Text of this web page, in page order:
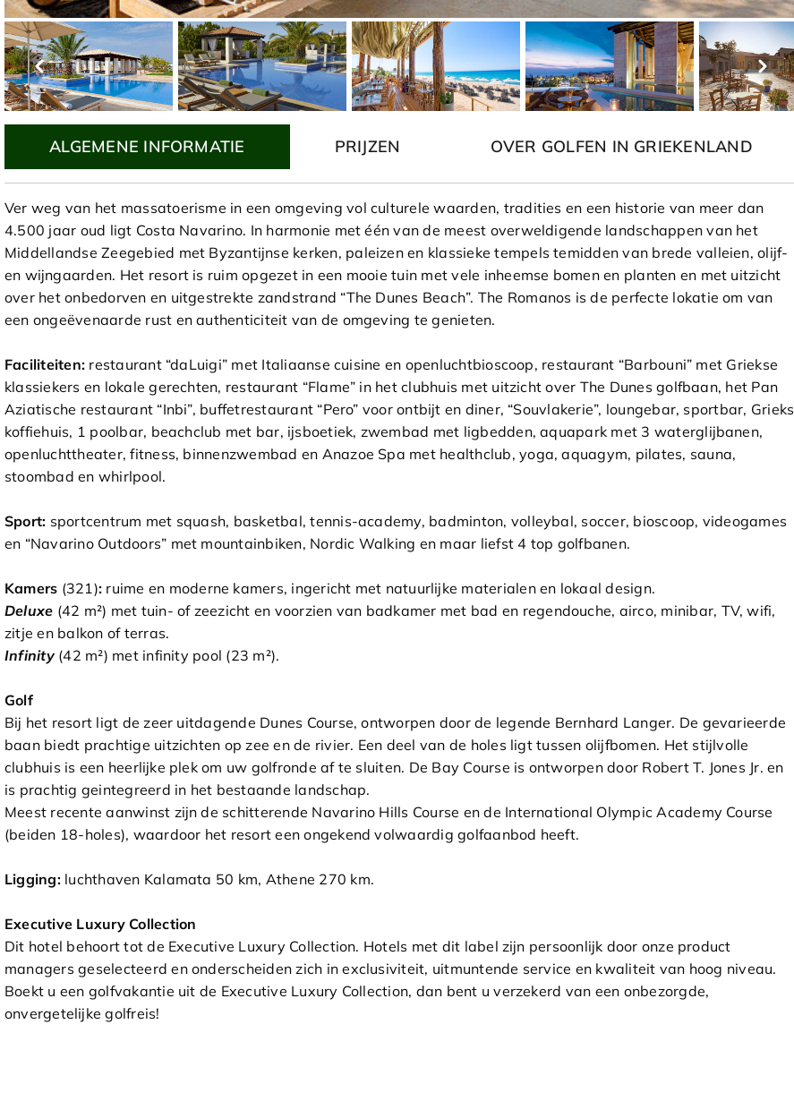
ALGEMENE INFORMATIE PRIJZEN OVER GOLFEN IN GRIEKENLAND
Ver weg van het massatoerisme in een omgeving vol culturele waarden, tradities en een historie van meer dan
4.500 jaar oud ligt Costa Navarino. In harmonie met één van de meest overweldigende landschappen van het
Middellandse Zeegebied met Byzantijnse kerken, paleizen en klassieke tempels temidden van brede valleien, olijf-
en wijngaarden. Het resort is ruim opgezet in een mooie tuin met vele inheemse bomen en planten en met uitzicht
over het onbedorven en uitgestrekte zandstrand “The Dunes Beach”. The Romanos is de perfecte lokatie om van
een ongeëvenaarde rust en authenticiteit van de omgeving te genieten.
Faciliteiten: restaurant “daLuigi” met Italiaanse cuisine en openluchtbioscoop, restaurant “Barbouni” met Griekse
klassiekers en lokale gerechten, restaurant “Flame” in het clubhuis met uitzicht over The Dunes golfbaan, het Pan
Aziatische restaurant “Inbi”, buffetrestaurant “Pero” voor ontbijt en diner, “Souvlakerie”, loungebar, sportbar, Grieks
koffiehuis, 1 poolbar, beachclub met bar, ijsboetiek, zwembad met ligbedden, aquapark met 3 waterglijbanen,
openluchttheater, fitness, binnenzwembad en Anazoe Spa met healthclub, yoga, aquagym, pilates, sauna,
stoombad en whirlpool.
Sport: sportcentrum met squash, basketbal, tennis-academy, badminton, volleybal, soccer, bioscoop, videogames
en “Navarino Outdoors” met mountainbiken, Nordic Walking en maar liefst 4 top golfbanen.
Kamers (321): ruime en moderne kamers, ingericht met natuurlijke materialen en lokaal design.
Deluxe (42 m²) met tuin- of zeezicht en voorzien van badkamer met bad en regendouche, airco, minibar, TV, wifi,
zitje en balkon of terras.
Infinity (42 m²) met infinity pool (23 m²).
Golf
Bij het resort ligt de zeer uitdagende Dunes Course, ontworpen door de legende Bernhard Langer. De gevarieerde
baan biedt prachtige uitzichten op zee en de rivier. Een deel van de holes ligt tussen olijfbomen. Het stijlvolle
clubhuis is een heerlijke plek om uw golfronde af te sluiten. De Bay Course is ontworpen door Robert T. Jones Jr. en
is prachtig geintegreerd in het bestaande landschap.
Meest recente aanwinst zijn de schitterende Navarino Hills Course en de International Olympic Academy Course
(beiden 18-holes), waardoor het resort een ongekend volwaardig golfaanbod heeft.
Ligging: luchthaven Kalamata 50 km, Athene 270 km.
Executive Luxury Collection
Dit hotel behoort tot de Executive Luxury Collection. Hotels met dit label zijn persoonlijk door onze product
managers geselecteerd en onderscheiden zich in exclusiviteit, uitmuntende service en kwaliteit van hoog niveau.
Boekt u een golfvakantie uit de Executive Luxury Collection, dan bent u verzekerd van een onbezorgde,
onvergetelijke golfreis!